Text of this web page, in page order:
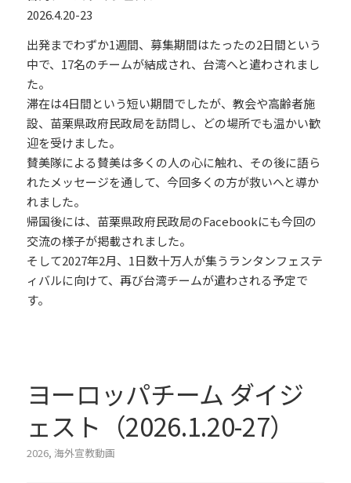
2026.4.20-23
出発までわずか1週間、募集期間はたったの2日間という
中で、17名のチームが結成され、台湾へと遣わされまし
た。
滞在は4日間という短い期間でしたが、教会や高齢者施
設、苗栗県政府民政局を訪問し、どの場所でも温かい歓
迎を受けました。
賛美隊による賛美は多くの人の心に触れ、その後に語ら
れたメッセージを通して、今回多くの方が救いへと導か
れました。
帰国後には、苗栗県政府民政局のFacebookにも今回の
交流の様子が掲載されました。
そして2027年2月、1日数十万人が集うランタンフェステ
ィバルに向けて、再び台湾チームが遣わされる予定で
す。
ヨーロッパチーム ダイジ
ェスト（2026.1.20-27）
2026, 海外宣教動画